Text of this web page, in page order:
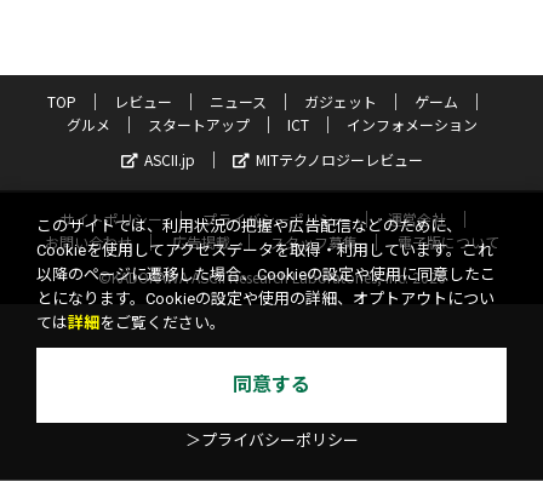
TOP レビュー ニュース ガジェット
ゲーム
グルメ
スタートアップ ICT
インフォメーション
ASCII.jp
MITテクノロジーレビュー
サイトポリシー プライバシーポリシー
運営会社
お問い合わせ
広告掲載 スタッフ募集
電子版について
©KADOKAWA ASCII Research Laboratories, Inc. 2026
このサイトでは、利用状況の把握や広告配信などのために、
Cookieを使用してアクセスデータを取得・利用しています。これ
以降のページに遷移した場合、Cookieの設定や使用に同意したこ
とになります。Cookieの設定や使用の詳細、オプトアウトについ
ては詳細 をご覧ください。
同意する
＞プライバシーポリシー